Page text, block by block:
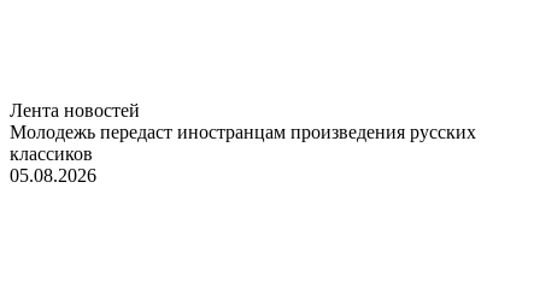
Лента новостей
Молодежь передаст иностранцам произведения русских
классиков
05.08.2026